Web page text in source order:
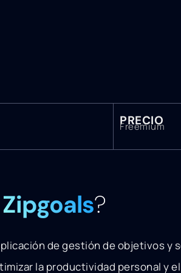
PRECIO
Freemium
Zipgoals?
de gestión de objetivos y
la productividad personal y